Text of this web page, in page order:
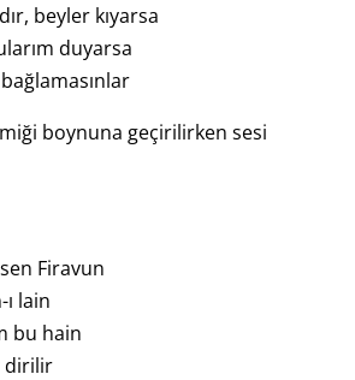
beyler kıyarsa
duyarsa
boynuna geçirilirken sesi
Firavun
ı lain
bu hain
dirilir